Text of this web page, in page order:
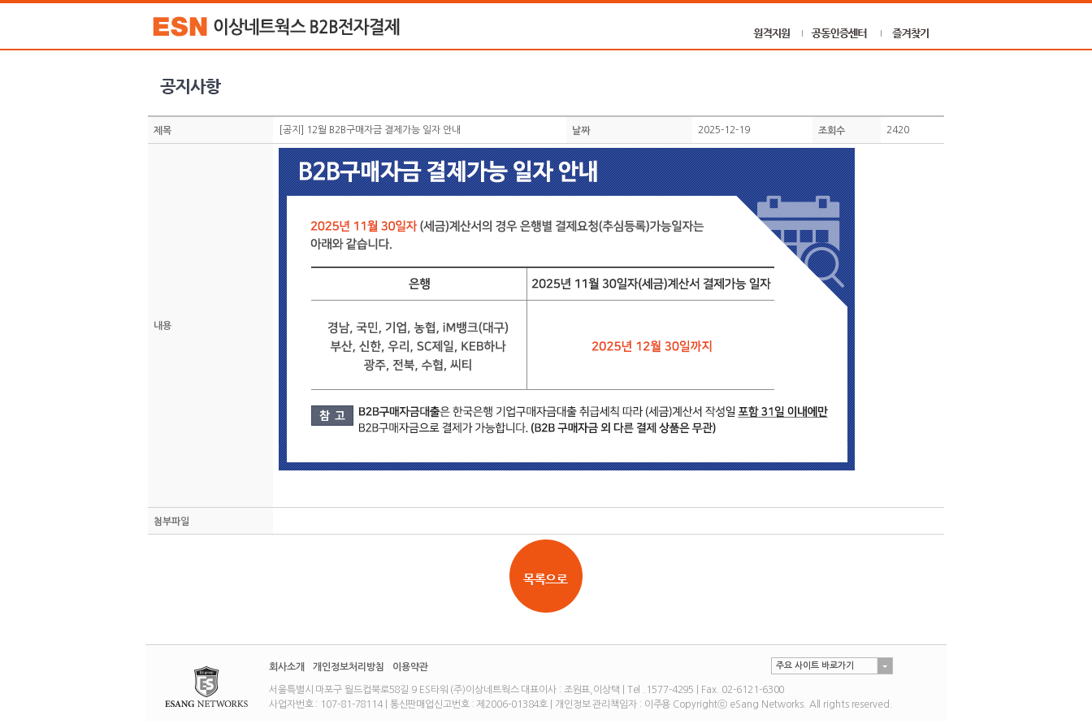
제목 [공지] 12월 B2B구매자금 결제가능 일자 안내 날짜 2025-12-19 조회수 2420
내용
첨부파일
회사소개 개인정보처리방침 이용약관 주요 사이트 바로가기
서울특별시 마포구 월드컵북로58길 9 ES타워 (주)이상네트웍스 대표이사 : 조원표,이상택 | Tel .1577-4295 | Fax. 02-6121-6300
사업자번호 : 107-81-78114 | 통신판매업신고번호 : 제2006-01384호 | 개인정보 관리책임자 : 이주용 Copyrightⓒ eSang Networks. All rights reserved.